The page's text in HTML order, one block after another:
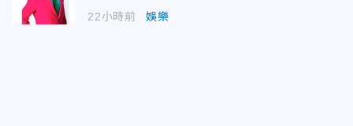
22小時前 娛樂